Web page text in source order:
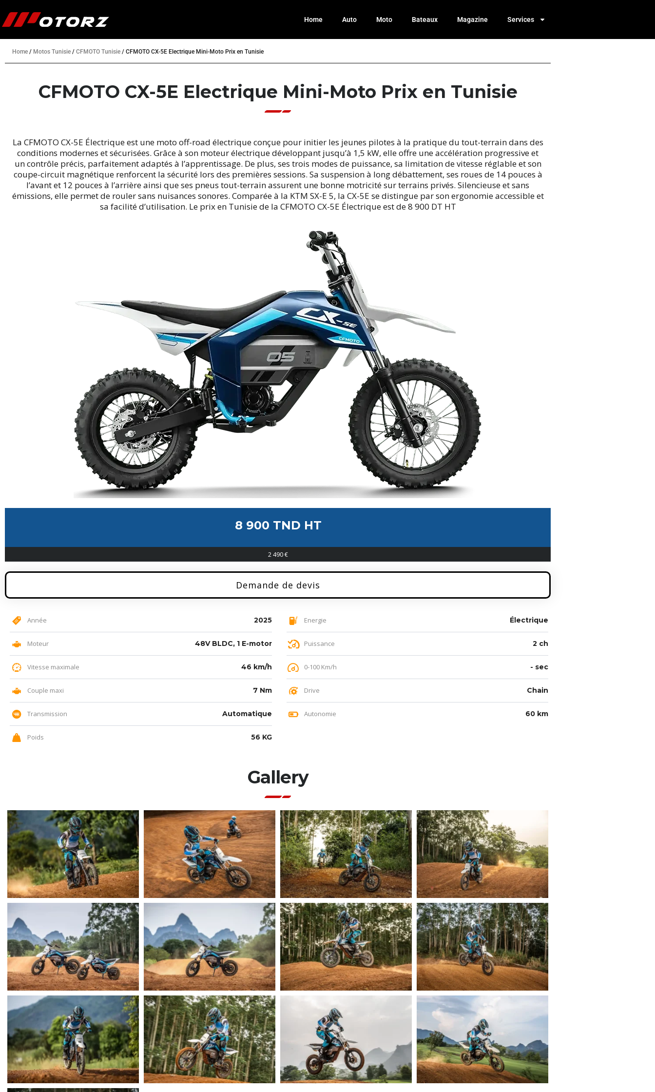
Home Auto Moto Bateaux Magazine Services
Home / Motos Tunisie / CFMOTO Tunisie / CFMOTO CX-5E Electrique Mini-Moto Prix en Tunisie
CFMOTO CX-5E Electrique Mini-Moto Prix en Tunisie
La CFMOTO CX-5E Électrique est une moto off-road électrique conçue pour initier les jeunes pilotes à la pratique du tout-terrain dans des
conditions modernes et sécurisées. Grâce à son moteur électrique développant jusqu’à 1,5 kW, elle offre une accélération progressive et
un contrôle précis, parfaitement adaptés à l’apprentissage. De plus, ses trois modes de puissance, sa limitation de vitesse réglable et son
coupe-circuit magnétique renforcent la sécurité lors des premières sessions. Sa suspension à long débattement, ses roues de 14 pouces à
l’avant et 12 pouces à l’arrière ainsi que ses pneus tout-terrain assurent une bonne motricité sur terrains privés. Silencieuse et sans
émissions, elle permet de rouler sans nuisances sonores. Comparée à la KTM SX-E 5, la CX-5E se distingue par son ergonomie accessible et
sa facilité d’utilisation. Le prix en Tunisie de la CFMOTO CX-5E Électrique est de 8 900 DT HT
8 900 TND HT
2 490 €
Demande de devis
Année 2025 Energie Électrique
Moteur 48V BLDC, 1 E-motor Puissance 2 ch
Vitesse maximale 46 km/h 0-100 Km/h - sec
Couple maxi 7 Nm Drive Chain
Transmission Automatique Autonomie 60 km
Poids 56 KG
Gallery